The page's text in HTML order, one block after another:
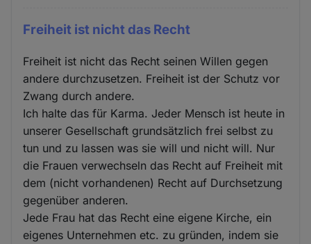
Freiheit ist nicht das Recht
Freiheit ist nicht das Recht seinen Willen gegen
andere durchzusetzen. Freiheit ist der Schutz vor
Zwang durch andere.
Ich halte das für Karma. Jeder Mensch ist heute in
unserer Gesellschaft grundsätzlich frei selbst zu
tun und zu lassen was sie will und nicht will. Nur
die Frauen verwechseln das Recht auf Freiheit mit
dem (nicht vorhandenen) Recht auf Durchsetzung
gegenüber anderen.
Jede Frau hat das Recht eine eigene Kirche, ein
eigenes Unternehmen etc. zu gründen, indem sie